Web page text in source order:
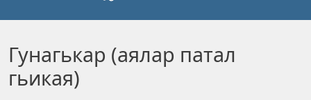
Гунагькар (аялар патал
гьикая)